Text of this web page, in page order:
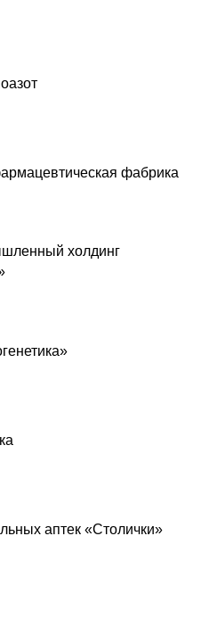
фабрика
холдинг
аптек «Столички»